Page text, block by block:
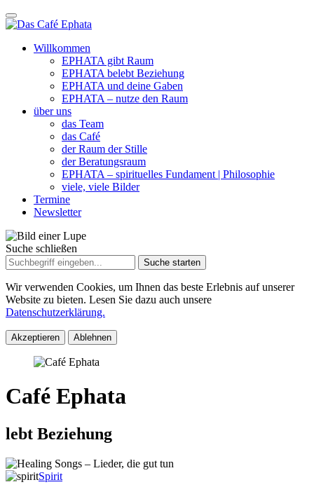
Willkommen
EPHATA gibt Raum
EPHATA belebt Beziehung
EPHATA und deine Gaben
EPHATA – nutze den Raum
über uns
das Team
das Café
der Raum der Stille
der Beratungsraum
EPHATA – spirituelles Fundament | Philosophie
viele, viele Bilder
Termine
Newsletter
Suche schließen
Suche
nach:
Wir verwenden Cookies, um Ihnen das beste Erlebnis auf unserer
Website zu bieten. Lesen Sie dazu auch unsere
Datenschutzerklärung.
Akzeptieren Ablehnen
Café Ephata
lebt Beziehung
Spirit